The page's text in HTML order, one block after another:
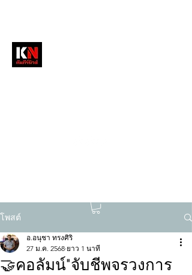
โพสต์
🤝คอลัมน์"จับชีพจรวงการ
อ.อนุชา ทรงศิริ
27 ม.ค. 2568 ยาว 1 นาที